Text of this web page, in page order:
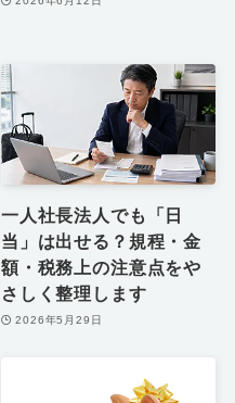
一人社長法人でも「日
当」は出せる？規程・金
額・税務上の注意点をや
さしく整理します
2026年5月29日